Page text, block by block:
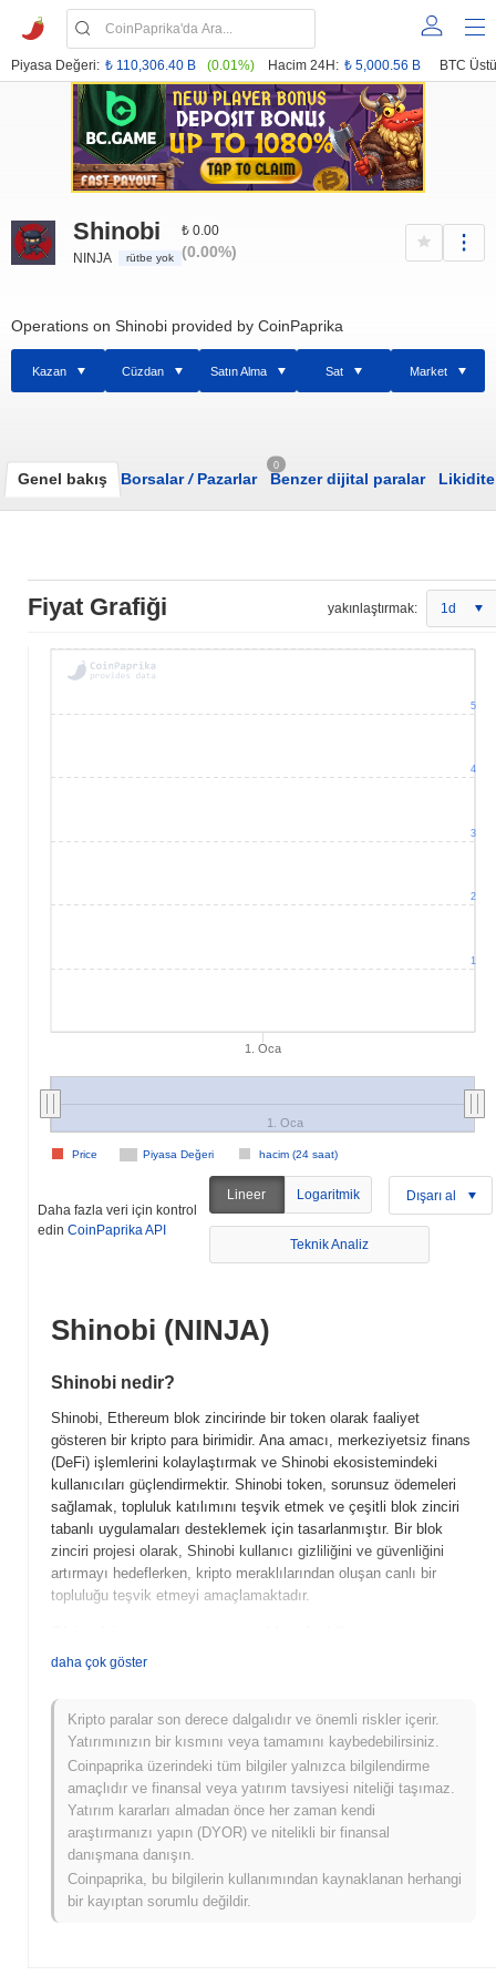
Piyasa Değeri: ₺ 110,306.40 B (0.01%) Hacim 24H: ₺ 5,000.56 B BTC
Shinobi
NINJA rütbe yok
₺ 0.00
(0.00%)
Operations on Shinobi provided by CoinPaprika
Kazan Cüzdan Satın Alma Sat Market
Genel bakış Borsalar/Pazarlar
0
Benzer dijital paralar Likidite
Fiyat Grafiği yakınlaştırmak: 1d
1. Oca
Piyasa Değeri hacim (24 saat)
Price
1. Oca
1
2
3
4
5
Daha fazla veri için kontrol
edin CoinPaprika API
Lineer Logaritmik Dışarı al
Teknik Analiz
Shinobi (NINJA)
Shinobi nedir?
Shinobi, Ethereum blok zincirinde bir token olarak faaliyet
gösteren bir kripto para birimidir. Ana amacı, merkeziyetsiz finans
(DeFi) işlemlerini kolaylaştırmak ve Shinobi ekosistemindeki
kullanıcıları güçlendirmektir. Shinobi token, sorunsuz ödemeleri
sağlamak, topluluk katılımını teşvik etmek ve çeşitli blok zinciri
tabanlı uygulamaları desteklemek için tasarlanmıştır. Bir blok
zinciri projesi olarak, Shinobi kullanıcı gizliliğini ve güvenliğini
artırmayı hedeflerken, kripto meraklılarından oluşan canlı bir
topluluğu teşvik etmeyi amaçlamaktadır.
Shinobi, 2021 yılında topluluk odaklı bir kripto para projesi olarak
güvenliğe odaklanan merkeziyetsiz bir platform sağlamayı
amaçlıyordu. Token, çeşitli merkeziyetsiz borsalarda listelenerek
erken bir ilgi gördü ve kripto pazarındaki görünürlüğünü artırdı.
Gelişiminde önemli olaylar, ekosistemini ve kullanıcı katılımını
güçlendiren topluluk odaklı girişimler ve ortaklıklar oldu.
Shinobi için neler geliyor?
Shinobi (Ninja Shinobi), yol haritasında ilerlerken önemli
gelişmelere hazırlanıyor. Yaklaşan özellikler arasında, token'ın
faydasını artırmayı ve ekosistem içinde sorunsuz işlemleri
daha çok göster
Kripto paralar son derece dalgalıdır ve önemli riskler içerir.
Yatırımınızın bir kısmını veya tamamını kaybedebilirsiniz.
Coinpaprika üzerindeki tüm bilgiler yalnızca bilgilendirme
amaçlıdır ve finansal veya yatırım tavsiyesi niteliği taşımaz.
Yatırım kararları almadan önce her zaman kendi
araştırmanızı yapın (DYOR) ve nitelikli bir finansal
danışmana danışın.
Coinpaprika, bu bilgilerin kullanımından kaynaklanan herhangi
bir kayıptan sorumlu değildir.